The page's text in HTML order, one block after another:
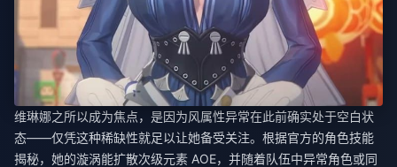
维琳娜之所以成为焦点，是因为风属性异常在此前确实处于空白状
态——仅凭这种稀缺性就足以让她备受关注。根据官方的角色技能
揭秘，她的漩涡能扩散次级元素 AOE，并随着队伍中异常角色或同